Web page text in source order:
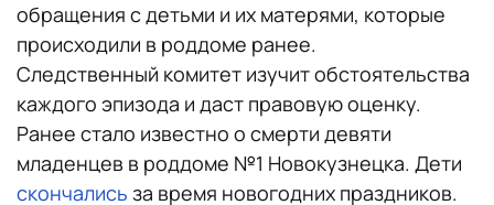
обращения с детьми и их матерями, которые
происходили в роддоме ранее.
Следственный комитет изучит обстоятельства
каждого эпизода и даст правовую оценку.
Ранее стало известно о смерти девяти
младенцев в роддоме №1 Новокузнецка. Дети
скончались за время новогодних праздников.